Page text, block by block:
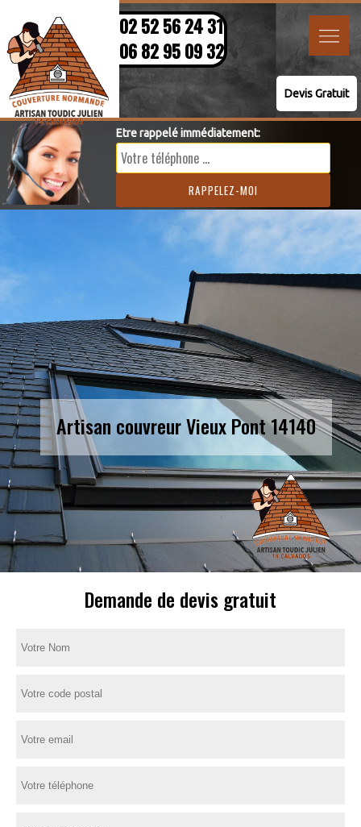
02 52 56 24 31
06 82 95 09 32
Devis Gratuit
Etre rappelé immédiatement:
Artisan couvreur Vieux Pont 14140
Demande de devis gratuit